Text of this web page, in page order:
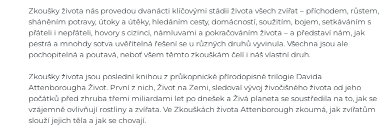
Zkoušky života nás provedou dvanácti klíčovými stádii života všech zvířat – příchodem, růstem,
sháněním potravy, útoky a útěky, hledáním cesty, domácností, soužitím, bojem, setkáváním s
přáteli i nepřáteli, hovory s cizinci, námluvami a pokračováním života – a představí nám, jak
pestrá a mnohdy sotva uvěřitelná řešení se u různých druhů vyvinula. Všechna jsou ale
pochopitelná a poutavá, neboť všem těmto zkouškám čelí i náš vlastní druh.
Zkoušky života jsou poslední knihou z průkopnické přírodopisné trilogie Davida
Attenborougha Život. První z nich, Život na Zemi, sledoval vývoj živočišného života od jeho
počátků před zhruba třemi miliardami let po dnešek a Živá planeta se soustředila na to, jak se
vzájemně ovlivňují rostliny a zvířata. Ve Zkouškách života Attenborough zkoumá, jak zvířatům
slouží jejich těla a jak se chovají.